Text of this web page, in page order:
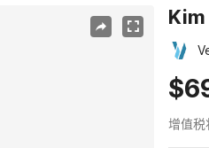
增值税